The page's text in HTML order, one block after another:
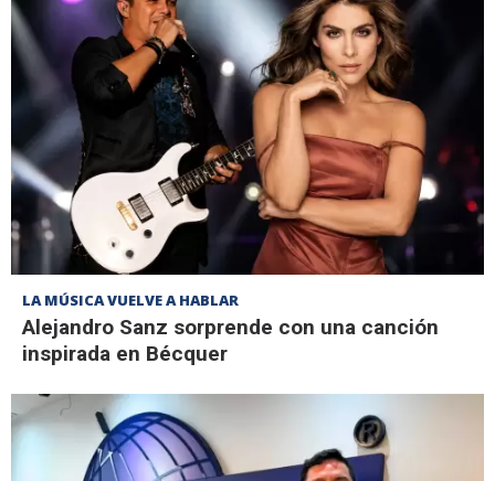
LA MÚSICA VUELVE A HABLAR
Alejandro Sanz sorprende con una canción
inspirada en Bécquer